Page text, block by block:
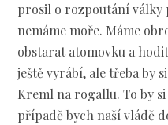
prosil o rozpoutání války
nemáme moře. Máme
obstarat atomovku a
ještě vyrábí, ale třeba by
Kreml na rogallu. To by
případě bych naší vládě